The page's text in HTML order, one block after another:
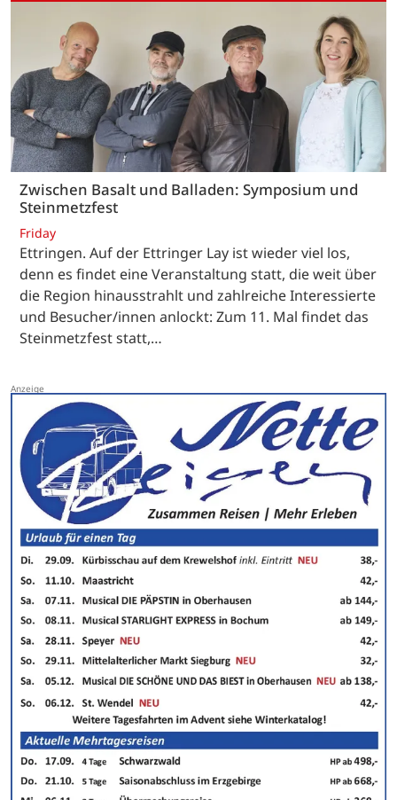
Zwischen Basalt und Balladen: Symposium und
Steinmetzfest
Friday
Ettringen. Auf der Ettringer Lay ist wieder viel los,
denn es findet eine Veranstaltung statt, die weit über
die Region hinausstrahlt und zahlreiche Interessierte
und Besucher/innen anlockt: Zum 11. Mal findet das
Steinmetzfest statt,…